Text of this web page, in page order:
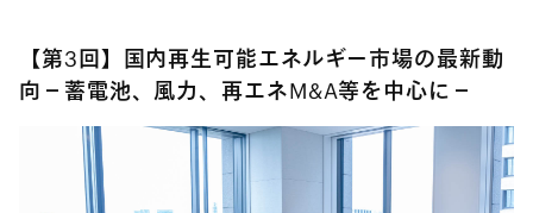
【第3回】国内再生可能エネルギー市場の最新動
向－蓄電池、風力、再エネM&A等を中心に－